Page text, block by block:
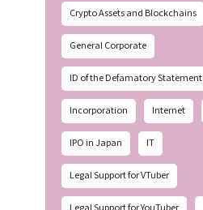
Crypto Assets and Blockchains
General Corporate
ID of the Defamatory Statement
Incorporation Internet
IPO in Japan IT
Legal Support for VTuber
Legal Support for YouTuber